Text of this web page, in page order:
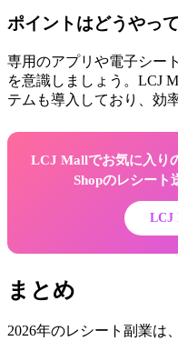
ポイントはどうやっ
専用のアプリや電子シー
を意識しましょう。LCJ
テムも導入しており、効
LCJ Mallでお気に入り
Shopのレシート
LCJ
まとめ
2026年のレシート副業は